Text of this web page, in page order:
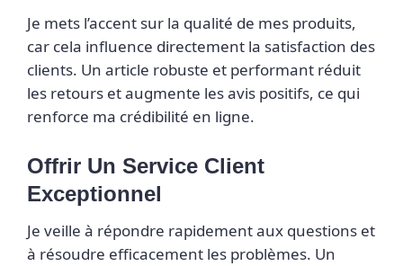
Je mets l’accent sur la qualité de mes produits,
car cela influence directement la satisfaction des
clients. Un article robuste et performant réduit
les retours et augmente les avis positifs, ce qui
renforce ma crédibilité en ligne.
Offrir Un Service Client
Exceptionnel
Je veille à répondre rapidement aux questions et
à résoudre efficacement les problèmes. Un